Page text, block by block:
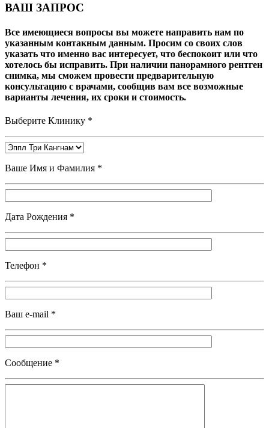
ВАШ ЗАПРОС
Все имеющиеся вопросы вы можете направить нам по
указанным контакным данным. Просим со своих слов
указать что именно вас интересует, что беспокоит или что
хотелось бы исправить. При наличии панорамного рентген
снимка, мы сможем провести предварительную
консультацию с врачами, сообщив вам все возможные
варианты лечения, их сроки и стоимость.
Выберите Клинику *
Ваше Имя и Фамилия *
Дата Рождения *
Телефон *
Ваш e-mail *
Сообщение *